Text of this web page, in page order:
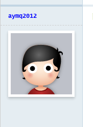
aymq2012